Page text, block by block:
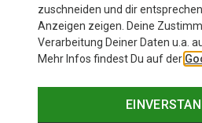
zuschneiden und dir
Anzeigen zeigen. Deine
Verarbeitung Deiner Daten u.a.
Mehr Infos findest Du auf der